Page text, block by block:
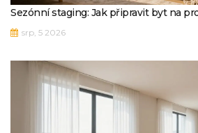
Sezónní staging: Jak připravit byt na
srp, 5 2026